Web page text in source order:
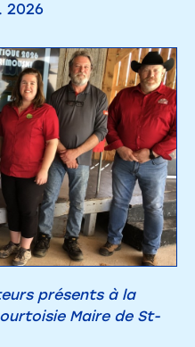
2026
présents à la
Maire de St-